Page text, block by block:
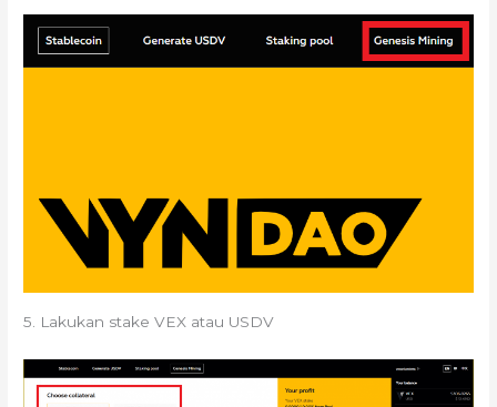
5. Lakukan stake VEX atau USDV